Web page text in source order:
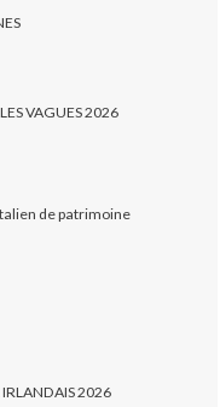
VAGUES 2026
de patrimoine
2026